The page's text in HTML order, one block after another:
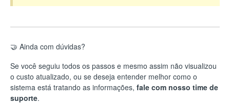
🤝 Ainda com dúvidas?
Se você seguiu todos os passos e mesmo assim não visualizou
o custo atualizado, ou se deseja entender melhor como o
sistema está tratando as informações, fale com nosso time de
suporte.